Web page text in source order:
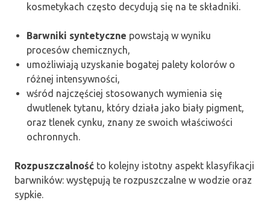
kosmetykach często decydują się na te składniki.
Barwniki syntetyczne powstają w wyniku
procesów chemicznych,
umożliwiają uzyskanie bogatej palety kolorów o
różnej intensywności,
wśród najczęściej stosowanych wymienia się
dwutlenek tytanu, który działa jako biały pigment,
oraz tlenek cynku, znany ze swoich właściwości
ochronnych.
Rozpuszczalność to kolejny istotny aspekt klasyfikacji
barwników: występują te rozpuszczalne w wodzie oraz
sypkie.